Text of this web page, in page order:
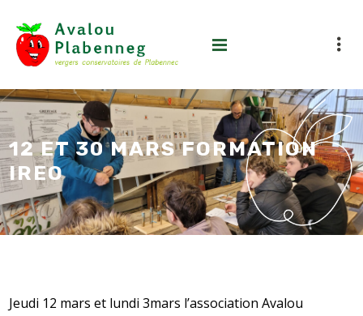
12 ET 30 MARS FORMATION
IREO
Jeudi 12 mars et lundi 3mars l’association Avalou